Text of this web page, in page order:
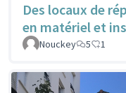
Des locaux de
en matériel et
Nouckey
5 1